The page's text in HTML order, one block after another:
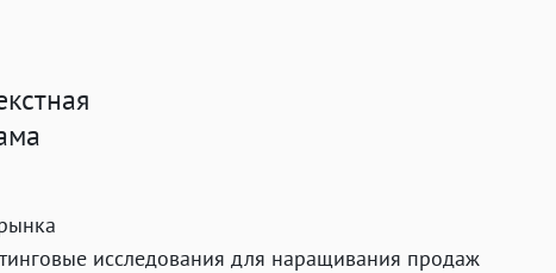
исследования для наращивания продаж